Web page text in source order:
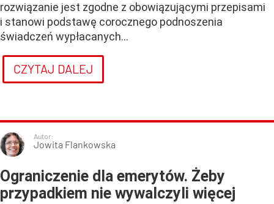
rozwiązanie jest zgodne z obowiązującymi przepisami
i stanowi podstawę corocznego podnoszenia
świadczeń wypłacanych...
CZYTAJ DALEJ
Autor:
Jowita Flankowska
Ograniczenie dla emerytów. Żeby
przypadkiem nie wywalczyli więcej